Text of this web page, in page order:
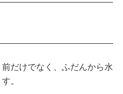
だけでなく、ふだんから水
。